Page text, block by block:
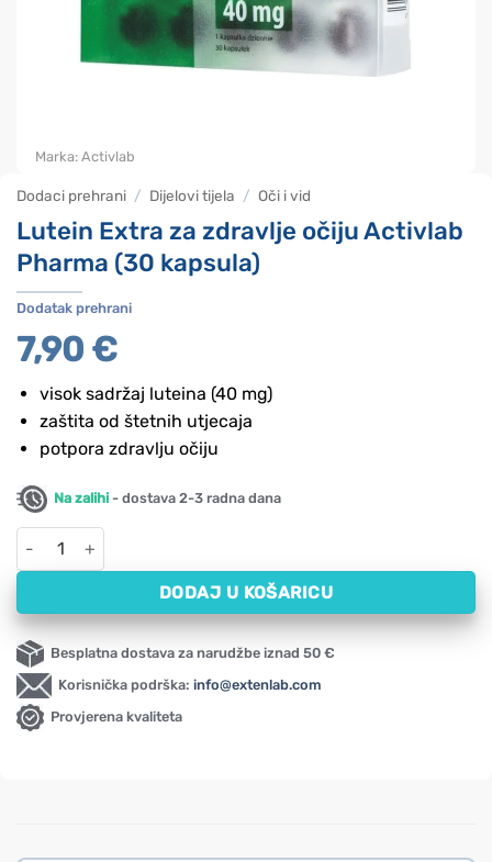
Dodaci prehrani / Dijelovi tijela / Oči i vid
Lutein Extra za zdravlje očiju Activlab
Pharma (30 kapsula)
Dodatak prehrani
7,90 €
visok sadržaj luteina (40 mg)
zaštita od štetnih utjecaja
potpora zdravlju očiju
Na zalihi - dostava 2-3 radna dana
Lutein Extra za zdravlje očiju Activlab Pharma (30 kapsula)
DODAJ U KOŠARICU
Besplatna dostava za narudžbe iznad 50 €
Korisnička podrška: info@extenlab.com
Provjerena kvaliteta
Marka: Activlab